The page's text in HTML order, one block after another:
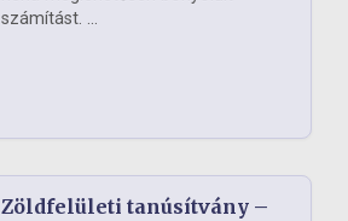
számítást. ...
Zöldfelületi tanúsítvány –